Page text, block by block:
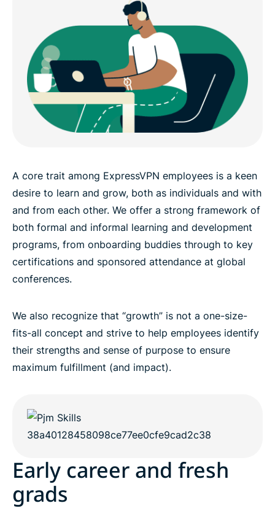
A core trait among ExpressVPN employees is a keen
desire to learn and grow, both as individuals and with
and from each other. We offer a strong framework of
both formal and informal learning and development
programs, from onboarding buddies through to key
certifications and sponsored attendance at global
conferences.
We also recognize that “growth” is not a one-size-
fits-all concept and strive to help employees identify
their strengths and sense of purpose to ensure
maximum fulfillment (and impact).
Early career and fresh
grads